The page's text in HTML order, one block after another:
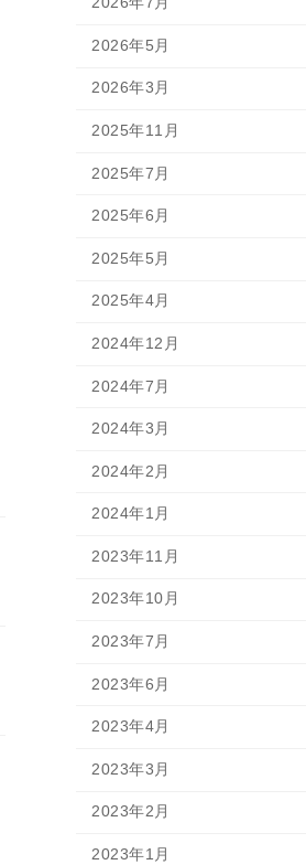
2026年5月
2026年3月
2025年11月
2025年7月
2025年6月
2025年5月
2025年4月
2024年12月
2024年7月
2024年3月
2024年2月
2024年1月
2023年11月
2023年10月
2023年7月
2023年6月
2023年4月
2023年3月
2023年2月
2023年1月